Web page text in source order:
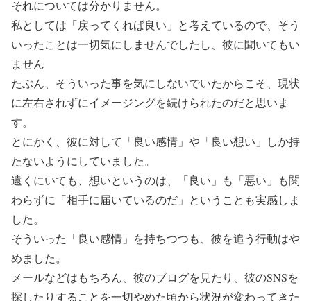
それについては分かりません。
私としては「戻ってくれば良い」と考えているので、そう
いったことは一切気にしませんでしたし、彼に聞いてもい
ません
たぶん、そういった事を気にしないでいたからこそ、現状
に左右されずにイメージングを続けられたのだと思いま
す。
とにかく、彼に対して「良い感情」や「良い想い」しか持
たないようにしていました。
遠くにいても、想いというのは、「良い」も「悪い」も関
わらずに「相手に届いているのだ」ということも実感しま
した。
そういった「良い感情」を持ちつつも、彼を追う行動はや
めました。
メールなどはもちろん、彼のブログを見たり、彼のSNSを
探したりすることを一切やめた頃から状況が変わってきた